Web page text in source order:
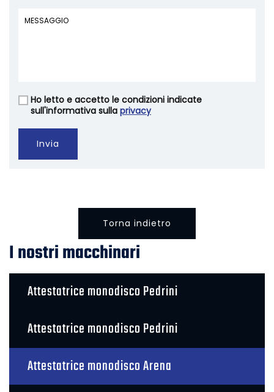
VuotoHo letto e accetto le condizioni indicate
sull'informativa sulla privacy
Invia
Torna indietro
I nostri macchinari
Attestatrice monodisco Pedrini
Attestatrice monodisco Pedrini
Attestatrice monodisco Arena